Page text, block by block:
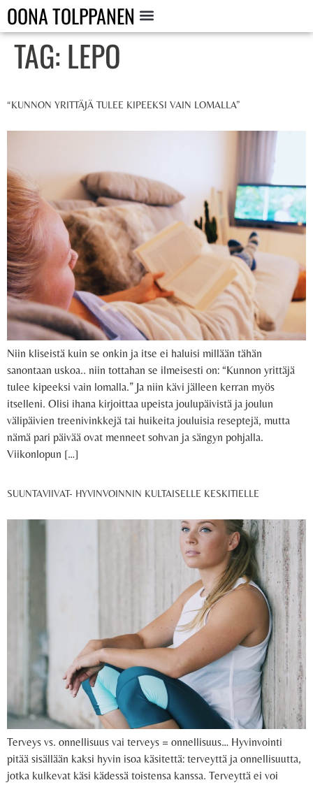
OONA TOLPPANEN
TAG: LEPO
“KUNNON YRITTÄJÄ TULEE KIPEEKSI VAIN LOMALLA”
Niin kliseistä kuin se onkin ja itse ei haluisi millään tähän
sanontaan uskoa.. niin tottahan se ilmeisesti on: “Kunnon yrittäjä
tulee kipeeksi vain lomalla.” Ja niin kävi jälleen kerran myös
itselleni. Olisi ihana kirjoittaa upeista joulupäivistä ja joulun
välipäivien treenivinkkejä tai huikeita jouluisia reseptejä, mutta
nämä pari päivää ovat menneet sohvan ja sängyn pohjalla.
Viikonlopun […]
SUUNTAVIIVAT- HYVINVOINNIN KULTAISELLE KESKITIELLE
Terveys vs. onnellisuus vai terveys = onnellisuus… Hyvinvointi
pitää sisällään kaksi hyvin isoa käsitettä: terveyttä ja onnellisuutta,
jotka kulkevat käsi kädessä toistensa kanssa. Terveyttä ei voi